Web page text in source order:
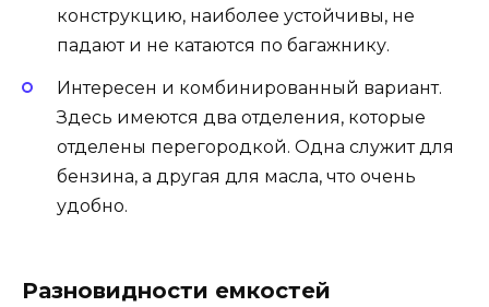
конструкцию, наиболее устойчивы, не
падают и не катаются по багажнику.
Интересен и комбинированный вариант.
Здесь имеются два отделения, которые
отделены перегородкой. Одна служит для
бензина, а другая для масла, что очень
удобно.
Разновидности емкостей